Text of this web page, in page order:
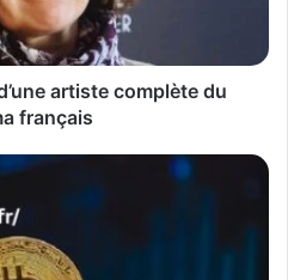
artiste complète du
français